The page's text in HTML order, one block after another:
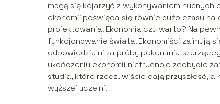
mogą się kojarzyć z wykonywaniem
ekonomii poświęca się równie dużo czasu
projektowania. Ekonomia czy warto? Na
funkcjonowanie świata. Ekonomiści zajmują
odpowiedzialni za próby pokonania
ukończeniu ekonomii nietrudno o zdobycie
studia, które rzeczywiście dają przyszłość, a
wyższej uczelni.